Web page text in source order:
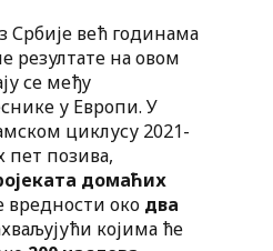
Србије већ годинама
резултате на овом
се међу
у Европи. У
циклусу 2021-
пет позива,
домаћих
вредности око два
којима ће